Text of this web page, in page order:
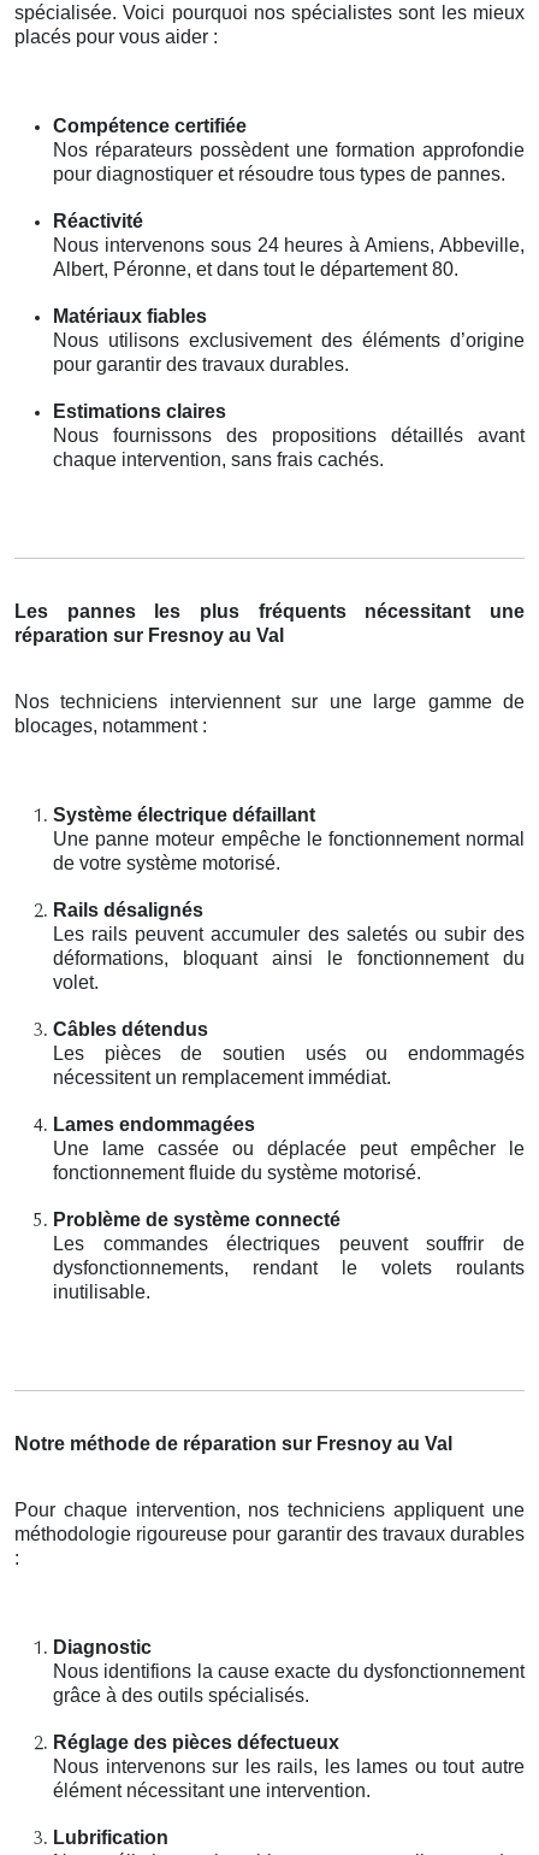
spécialisée. Voici pourquoi nos spécialistes sont les mieux
placés pour vous aider :
Compétence certifiée
Nos réparateurs possèdent une formation approfondie
pour diagnostiquer et résoudre tous types de pannes.
Réactivité
Nous intervenons sous 24 heures à Amiens, Abbeville,
Albert, Péronne, et dans tout le département 80.
Matériaux fiables
Nous utilisons exclusivement des éléments d’origine
pour garantir des travaux durables.
Estimations claires
Nous fournissons des propositions détaillés avant
chaque intervention, sans frais cachés.
Les pannes les plus fréquents nécessitant une
réparation sur Fresnoy au Val
Nos techniciens interviennent sur une large gamme de
blocages, notamment :
Système électrique défaillant
Une panne moteur empêche le fonctionnement normal
de votre système motorisé.
Rails désalignés
Les rails peuvent accumuler des saletés ou subir des
déformations, bloquant ainsi le fonctionnement du
volet.
Câbles détendus
Les pièces de soutien usés ou endommagés
nécessitent un remplacement immédiat.
Lames endommagées
Une lame cassée ou déplacée peut empêcher le
fonctionnement fluide du système motorisé.
Problème de système connecté
Les commandes électriques peuvent souffrir de
dysfonctionnements, rendant le volets roulants
inutilisable.
Notre méthode de réparation sur Fresnoy au Val
Pour chaque intervention, nos techniciens appliquent une
méthodologie rigoureuse pour garantir des travaux durables
:
Diagnostic
Nous identifions la cause exacte du dysfonctionnement
grâce à des outils spécialisés.
Réglage des pièces défectueux
Nous intervenons sur les rails, les lames ou tout autre
élément nécessitant une intervention.
Lubrification